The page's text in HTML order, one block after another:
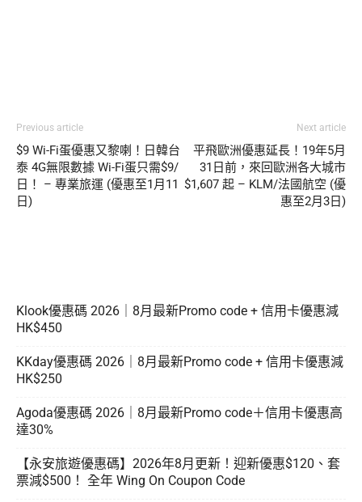
Previous article
$9 Wi-Fi蛋優惠又黎喇！日韓台
泰 4G無限數據 Wi-Fi蛋只需$9/
日！ – 專業旅運 (優惠至1月11
日)
Next article
平飛歐洲優惠延長！19年5月
31日前，來回歐洲各大城市
$1,607 起 – KLM/法國航空 (優
惠至2月3日)
Klook優惠碼 2026｜8月最新Promo code + 信用卡優惠減
HK$450
KKday優惠碼 2026｜8月最新Promo code + 信用卡優惠減
HK$250
Agoda優惠碼 2026｜8月最新Promo code＋信用卡優惠高
達30%
【永安旅遊優惠碼】2026年8月更新！迎新優惠$120、套
票減$500！ 全年 Wing On Coupon Code